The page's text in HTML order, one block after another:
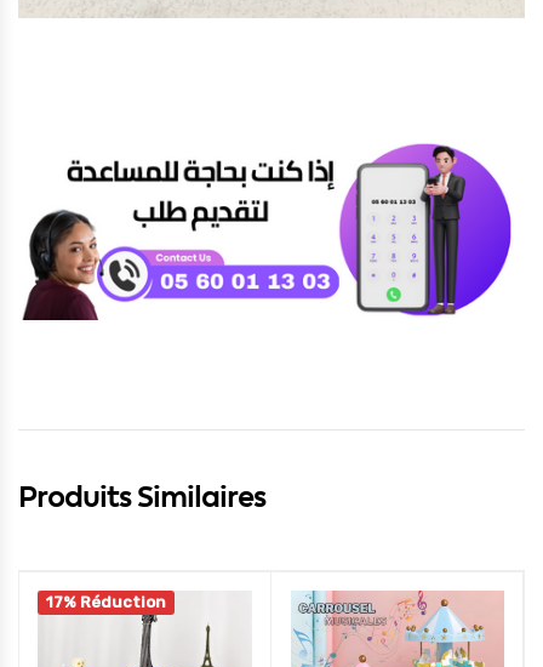
Produits Similaires
17% Réduction